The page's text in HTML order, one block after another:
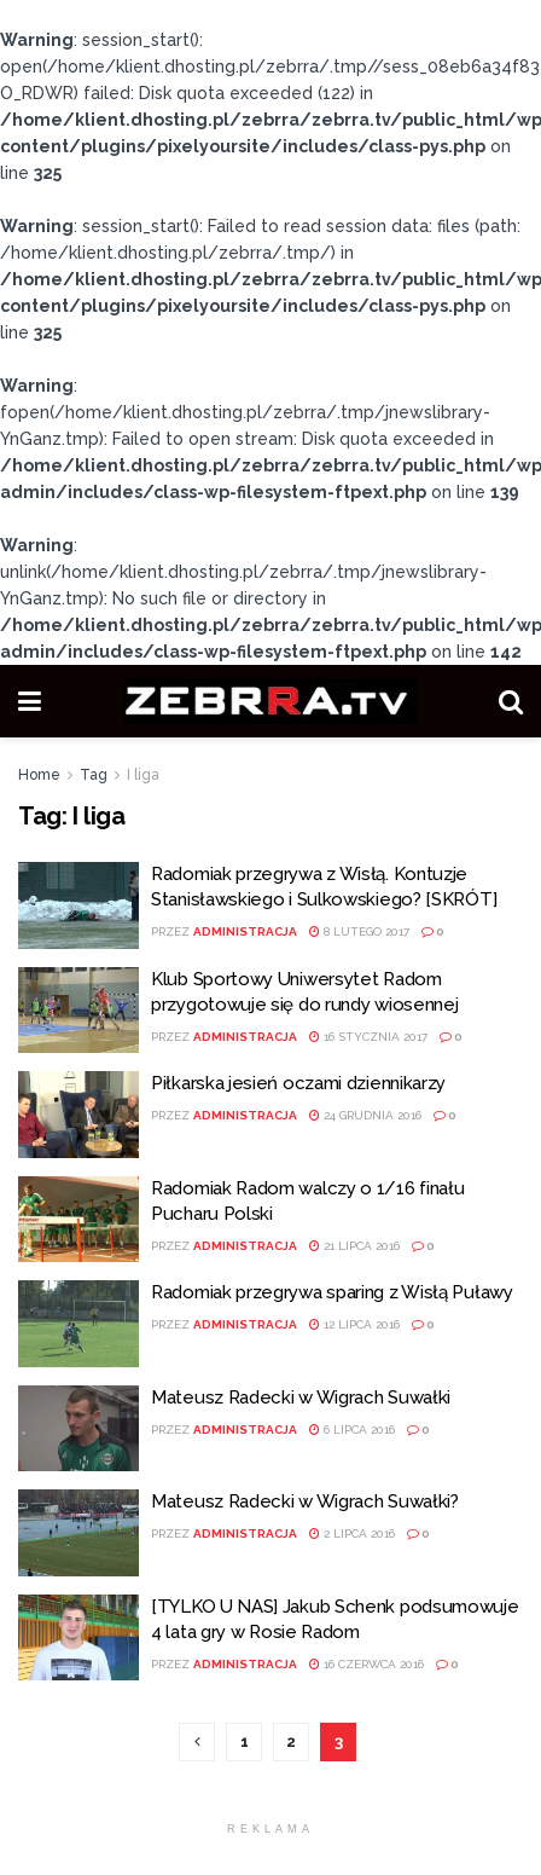
Warning: session_start():
open(/home/klient.dhosting.pl/zebrra/.tmp//
O_RDWR) failed: Disk quota exceeded (122) in
/home/klient.dhosting.pl/zebrra/zebrra.tv/public_html/
content/plugins/pixelyoursite/includes/class-pys.php on
line 325
Warning: session_start(): Failed to read session data: files (path:
/home/klient.dhosting.pl/zebrra/.tmp/) in
/home/klient.dhosting.pl/zebrra/zebrra.tv/public_html/
content/plugins/pixelyoursite/includes/class-pys.php on
line 325
Warning:
fopen(/home/klient.dhosting.pl/zebrra/.tmp/jnewslibrary-
YnGanz.tmp): Failed to open stream: Disk quota exceeded in
/home/klient.dhosting.pl/zebrra/zebrra.tv/public_html/
admin/includes/class-wp-filesystem-ftpext.php on line 139
Warning:
unlink(/home/klient.dhosting.pl/zebrra/.tmp/jnewslibrary-
YnGanz.tmp): No such file or directory in
/home/klient.dhosting.pl/zebrra/zebrra.tv/public_html/
admin/includes/class-wp-filesystem-ftpext.php on line 142
Home Tag I liga
Tag: I liga
Radomiak przegrywa z Wisłą. Kontuzje
Stanisławskiego i Sulkowskiego? [SKRÓT]
PRZEZ ADMINISTRACJA 8 LUTEGO 2017 0
Klub Sportowy Uniwersytet Radom
przygotowuje się do rundy wiosennej
PRZEZ ADMINISTRACJA 16 STYCZNIA 2017 0
Piłkarska jesień oczami dziennikarzy
PRZEZ ADMINISTRACJA 24 GRUDNIA 2016 0
Radomiak Radom walczy o 1/16 finału
Pucharu Polski
PRZEZ ADMINISTRACJA 21 LIPCA 2016 0
Radomiak przegrywa sparing z Wisłą Puławy
PRZEZ ADMINISTRACJA 12 LIPCA 2016 0
Mateusz Radecki w Wigrach Suwałki
PRZEZ ADMINISTRACJA 6 LIPCA 2016 0
Mateusz Radecki w Wigrach Suwałki?
PRZEZ ADMINISTRACJA 2 LIPCA 2016 0
[TYLKO U NAS] Jakub Schenk podsumowuje
4 lata gry w Rosie Radom
PRZEZ ADMINISTRACJA 16 CZERWCA 2016 0
1 2 3
REKLAMA